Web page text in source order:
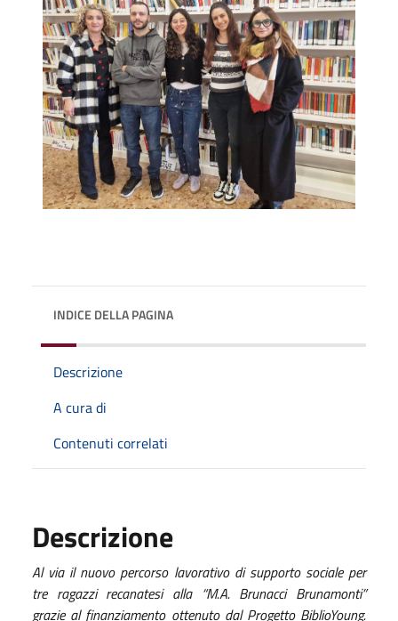
INDICE DELLA PAGINA
Descrizione
A cura di
Contenuti correlati
Descrizione
Al via il nuovo percorso lavorativo di supporto sociale per
tre ragazzi recanatesi alla “M.A. Brunacci Brunamonti”
grazie al finanziamento ottenuto dal Progetto BiblioYoung.